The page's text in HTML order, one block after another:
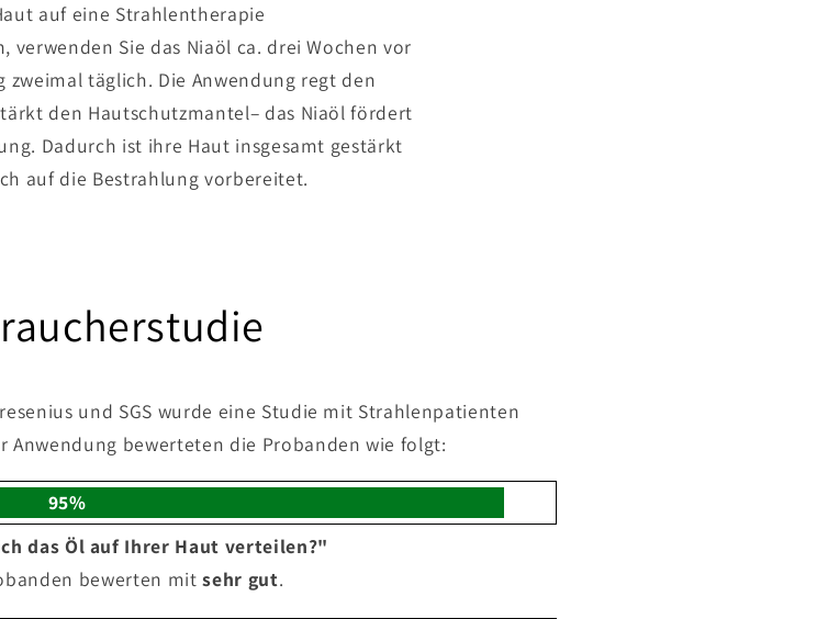
auf eine Strahlentherapie
verwenden Sie das Niaöl ca. drei Wochen vor
zweimal täglich. Die Anwendung regt den
den Hautschutzmantel– das Niaöl fördert
Dadurch ist ihre Haut insgesamt gestärkt
auf die Bestrahlung vorbereitet.
und SGS wurde eine Studie mit Strahlenpatienten
Anwendung bewerteten die Probanden wie folgt:
95%
das Öl auf Ihrer Haut verteilen?"
bewerten mitsehr gut.